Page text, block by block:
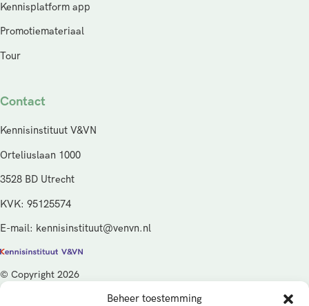
Beheer toestemming
Kennisplatform app
Promotiemateriaal
Tour
Contact
Kennisinstituut V&VN
Orteliuslaan 1000
3528 BD Utrecht
KVK: 95125574
E-mail: kennisinstituut@venvn.nl
© Copyright 2026